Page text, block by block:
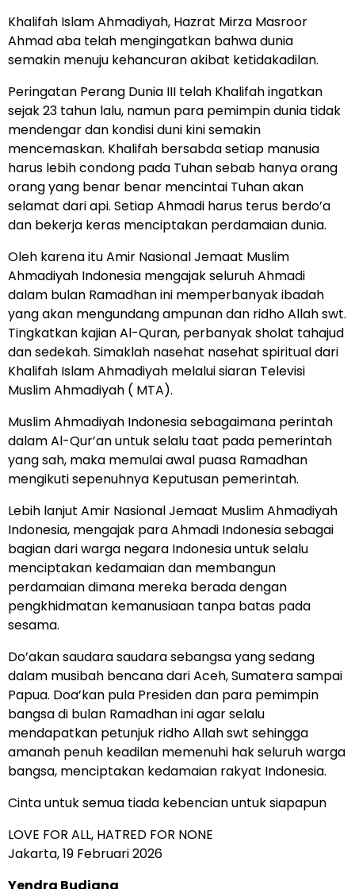
Khalifah Islam Ahmadiyah, Hazrat Mirza Masroor
Ahmad aba telah mengingatkan bahwa dunia
semakin menuju kehancuran akibat ketidakadilan.
Peringatan Perang Dunia III telah Khalifah ingatkan
sejak 23 tahun lalu, namun para pemimpin dunia tidak
mendengar dan kondisi duni kini semakin
mencemaskan. Khalifah bersabda setiap manusia
harus lebih condong pada Tuhan sebab hanya orang
orang yang benar benar mencintai Tuhan akan
selamat dari api. Setiap Ahmadi harus terus berdo’a
dan bekerja keras menciptakan perdamaian dunia.
Oleh karena itu Amir Nasional Jemaat Muslim
Ahmadiyah Indonesia mengajak seluruh Ahmadi
dalam bulan Ramadhan ini memperbanyak ibadah
yang akan mengundang ampunan dan ridho Allah swt.
Tingkatkan kajian Al-Quran, perbanyak sholat tahajud
dan sedekah. Simaklah nasehat nasehat spiritual dari
Khalifah Islam Ahmadiyah melalui siaran Televisi
Muslim Ahmadiyah ( MTA).
Muslim Ahmadiyah Indonesia sebagaimana perintah
dalam Al-Qur’an untuk selalu taat pada pemerintah
yang sah, maka memulai awal puasa Ramadhan
mengikuti sepenuhnya Keputusan pemerintah.
Lebih lanjut Amir Nasional Jemaat Muslim Ahmadiyah
Indonesia, mengajak para Ahmadi Indonesia sebagai
bagian dari warga negara Indonesia untuk selalu
menciptakan kedamaian dan membangun
perdamaian dimana mereka berada dengan
pengkhidmatan kemanusiaan tanpa batas pada
sesama.
Do’akan saudara saudara sebangsa yang sedang
dalam musibah bencana dari Aceh, Sumatera sampai
Papua. Doa’kan pula Presiden dan para pemimpin
bangsa di bulan Ramadhan ini agar selalu
mendapatkan petunjuk ridho Allah swt sehingga
amanah penuh keadilan memenuhi hak seluruh warga
bangsa, menciptakan kedamaian rakyat Indonesia.
Cinta untuk semua tiada kebencian untuk siapapun
LOVE FOR ALL, HATRED FOR NONE
Jakarta, 19 Februari 2026